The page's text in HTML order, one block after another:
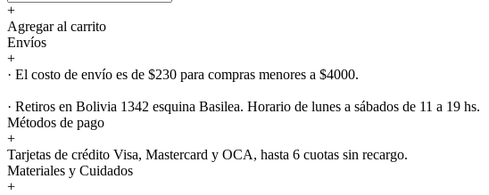
+
Agregar al carrito
Envíos
+
· El costo de envío es de $230 para compras menores a $4000.
· Retiros en Bolivia 1342 esquina Basilea. Horario de lunes a sábados de 11 a 19 hs.
Métodos de pago
+
Tarjetas de crédito Visa, Mastercard y OCA, hasta 6 cuotas sin recargo.
Materiales y Cuidados
+